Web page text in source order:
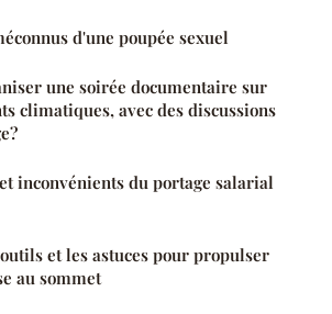
d'une poupée sexuel
une soirée documentaire sur
climatiques, avec des discussions
inconvénients du portage salarial
et les astuces pour propulser
au sommet